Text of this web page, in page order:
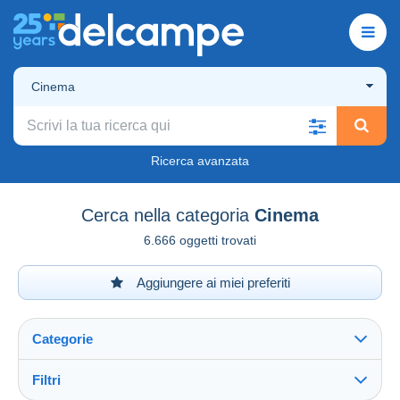
Cinema
Ricerca avanzata
Cerca nella categoria Cinema
6.666 oggetti trovati
Aggiungere ai miei preferiti
Categorie
Filtri